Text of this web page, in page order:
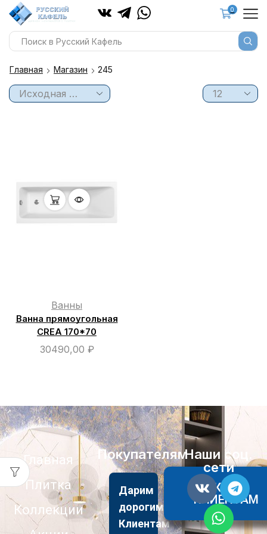
0
Главная Магазин 245
Ванны
Ванна прямоугольная
CREA 170*70
30490,00 ₽
Главная
Плитка
Коллекции
Покупателям
Дарим
дорогим
Клиентам
АКЦИИ
КЛИЕНТАМ
Наши соц.
сети